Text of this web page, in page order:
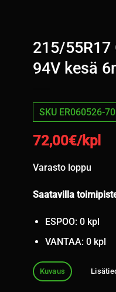
215/
94V kesä
SKU ER060526-70
72,00€/kpl
Varasto loppu
Saatavilla
ESPOO: 0 kpl
VANTAA: 0 kpl
Kuvaus